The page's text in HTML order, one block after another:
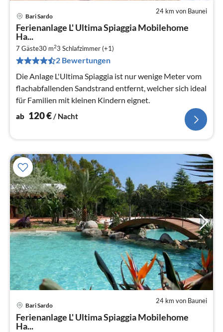
24 km von Baunei
Bari Sardo
Ferienanlage L' Ultima Spiaggia Mobilehome
Ha...
7 Gäste30 m23 Schlafzimmer (+1)
2 Bewertungen
Die Anlage L'Ultima Spiaggia ist nur wenige Meter vom
flachabfallenden Sandstrand entfernt, welcher sich ideal
für Familien mit kleinen Kindern eignet.
ab 120€/ Nacht
24 km von Baunei
Bari Sardo
Ferienanlage L' Ultima Spiaggia Mobilehome
Ha...